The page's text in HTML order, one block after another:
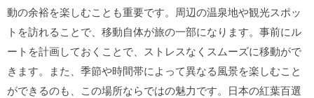
動の余裕を楽しむことも重要です。周辺の温泉地や観光スポッ
トを訪れることで、移動自体が旅の一部になります。事前にル
ートを計画しておくことで、ストレスなくスムーズに移動がで
きます。また、季節や時間帯によって異なる風景を楽しむこと
ができるのも、この場所ならではの魅力です。日本の紅葉百選